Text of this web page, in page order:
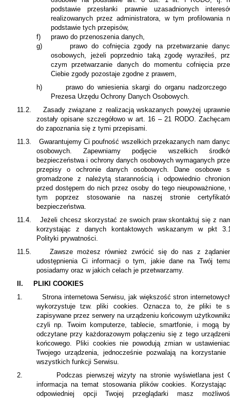
podstawie przesłanki prawnie uzasadnionych
realizowanych przez administratora, w tym profilowania
podstawie tych przepisów,
f)
prawo do przenoszenia danych,
g)
prawo do cofnięcia zgody na przetwarzanie
osobowych, jeżeli poprzednio taką zgodę wyraziłeś,
czym przetwarzanie danych do momentu cofnięcia
Ciebie zgody pozostaje zgodne z prawem,
h)
prawo do wniesienia skargi do organu nadzorczego
Prezesa Urzędu Ochrony Danych Osobowych.
11.2.
Zasady związane z realizacją wskazanych powyżej
zostały opisane szczegółowo w art. 16 – 21 RODO.
do zapoznania się z tymi przepisami.
11.3.
Gwarantujemy Ci poufność wszelkich przekazanych nam
osobowych. Zapewniamy podjęcie wszelkich
bezpieczeństwa i ochrony danych osobowych wymaganych
przepisy o ochronie danych osobowych. Dane osobowe
gromadzone z należytą starannością i odpowiednio
przed dostępem do nich przez osoby do tego nieupoważnione,
tym poprzez stosowanie na naszej stronie
bezpieczeństwa.
11.4.
Jeżeli chcesz skorzystać ze swoich praw skontaktuj się z
korzystając z danych kontaktowych wskazanym w pkt
Polityki prywatności.
11.5.
Zawsze możesz również zwrócić się do nas z
udostępnienia Ci informacji o tym, jakie dane na Twój
posiadamy oraz w jakich celach je przetwarzamy.
II.
PLIKI COOKIES
1.
Strona internetowa Serwisu, jak większość stron
wykorzystuje tzw. pliki cookies. Oznacza to, że pliki te
zapisywane przez serwery na urządzeniu końcowym
czyli np. Twoim komputerze, tablecie, smartfonie, i mogą
odczytane przy każdorazowym połączeniu się z tego
końcowego. Pliki cookies nie powodują zmian w
Twojego urządzenia, jednocześnie pozwalają na korzystanie
wszystkich funkcji Serwisu.
2.
Podczas pierwszej wizyty na stronie wyświetlana jest
informacja na temat stosowania plików cookies. Korzystając
odpowiedniej opcji Twojej przeglądarki masz